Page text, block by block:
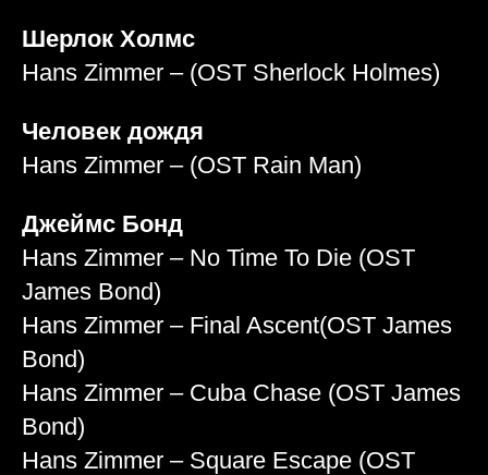
Шерлок Холмс
Hans Zimmer – (OST Sherlock Holmes)
Человек дождя
Hans Zimmer – (OST Rain Man)
Джеймс Бонд
Hans Zimmer – No Time To Die (OST
James Bond)
Hans Zimmer – Final Ascent(OST James
Bond)
Hans Zimmer – Cuba Chase (OST James
Bond)
Hans Zimmer – Square Escape (OST